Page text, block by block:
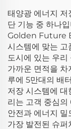
태양광 에너지 저
단 기능 중 하나
Golden Future
시스템에 맞는 고
도시에 있는 우
가까운 면적을
루에 5만대의 배
저장 시스템에 대
리는 고객 중심의
안전과 에너지 밀
가장 발전된 슈